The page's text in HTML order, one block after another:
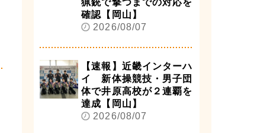
猟銃で撃つまでの対応を
確認【岡山】
2026/08/07
【速報】近畿インターハ
イ 新体操競技・男子団
体で井原高校が２連覇を
達成【岡山】
2026/08/07